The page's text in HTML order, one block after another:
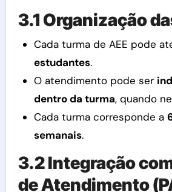
3.1 Organização
Cada turma de AEE pode
estudantes.
O atendimento pode ser
dentro da turma, quando
Cada turma corresponde a
semanais.
3.2 Integração
de Atendimento